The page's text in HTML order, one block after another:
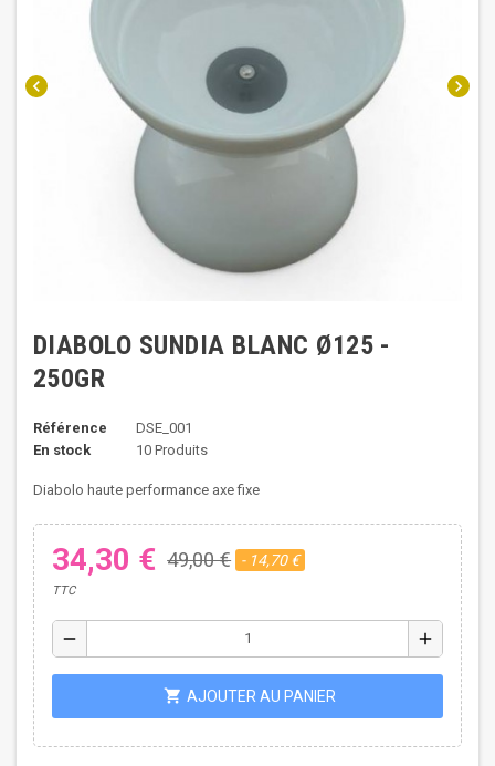
chevron_left chevron_right
DIABOLO SUNDIA BLANC Ø125 -
250GR
Référence
DSE_001
En stock
10 Produits
Diabolo haute performance axe fixe
34,30 € 49,00 € - 14,70 €
TTC
remove add
shopping_cart AJOUTER AU PANIER